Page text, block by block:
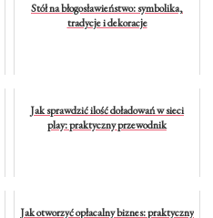
Stół na błogosławieństwo: symbolika,
tradycje i dekoracje
Jak sprawdzić ilość doładowań w sieci
play: praktyczny przewodnik
Jak otworzyć opłacalny biznes: praktyczny